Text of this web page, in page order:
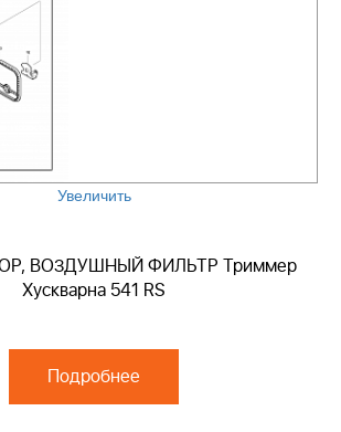
Увеличить
ВОЗДУШНЫЙ ФИЛЬТР Триммер
Хускварна 541 RS
Подробнее